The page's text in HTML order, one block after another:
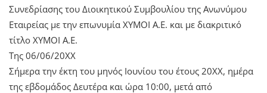
Συνεδρίασης του Διοικητικού Συμβουλίου της Ανωνύμου
Εταιρείας με την επωνυμία ΧΥΜΟΙ Α.Ε. και με διακριτικό
τίτλο ΧΥΜΟΙ Α.Ε.
Της 06/06/20ΧΧ
Σήμερα την έκτη του μηνός Ιουνίου του έτους 20ΧΧ, ημέρα
της εβδομάδος Δευτέρα και ώρα 10:00, μετά από